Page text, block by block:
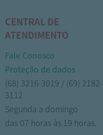
CENTRAL DE
ATENDIMENTO
Fale Conosco
Proteção de dados
(68) 3216-3019 / (69) 2182-
3112
Segunda a domingo
das 07 horas às 19 horas.